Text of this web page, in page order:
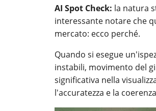
AI Spot Check: la natura
interessante notare che
mercato: ecco perché.
Quando si esegue
instabili, movimento del
significativa nella
l'accuratezza e la